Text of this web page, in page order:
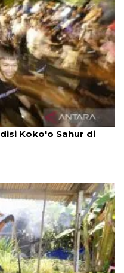
Koko'o Sahur di